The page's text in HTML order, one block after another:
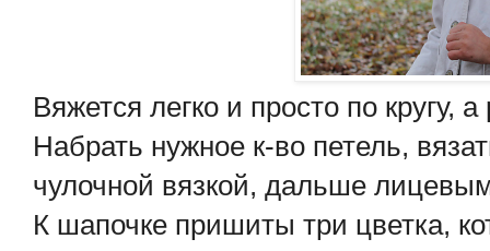
Вяжется легко и просто по кругу,
Набрать нужное к-во петель,
чулочной вязкой, дальше
К шапочке пришиты три цветка,